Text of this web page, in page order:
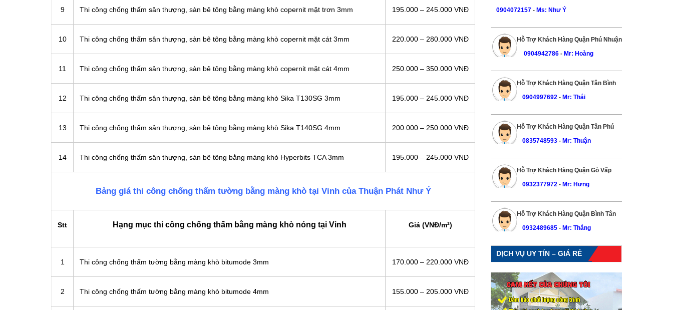
9 Thi công chống thấm sân thượng, sàn bê tông bằng màng khò copernit mặt trơn 3mm 195.000 – 245.000 VNĐ
10 Thi công chống thấm sân thượng, sàn bê tông bằng màng khò copernit mặt cát 3mm 220.000 – 280.000 VNĐ
11 Thi công chống thấm sân thượng, sàn bê tông bằng màng khò copernit mặt cát 4mm 250.000 – 350.000 VNĐ
12 Thi công chống thấm sân thượng, sàn bê tông bằng màng khò Sika T130SG 3mm 195.000 – 245.000 VNĐ
13 Thi công chống thấm sân thượng, sàn bê tông bằng màng khò Sika T140SG 4mm 200.000 – 250.000 VNĐ
14 Thi công chống thấm sân thượng, sàn bê tông bằng màng khò Hyperbits TCA 3mm 195.000 – 245.000 VNĐ
Bảng giá thi công chống thấm tường bằng màng khò tại Vinh của Thuận Phát Như Ý
Stt Hạng mục thi công chống thấm bằng màng khò nóng tại Vinh Giá (VNĐ/m²)
1 Thi công chống thấm tường bằng màng khò bitumode 3mm 170.000 – 220.000 VNĐ
2 Thi công chống thấm tường bằng màng khò bitumode 4mm 155.000 – 205.000 VNĐ
0904072157- Ms: Như Ý
Hỗ Trợ Khách Hàng Quận Phú Nhuận
0904942786 - Mr: Hoàng
Hỗ Trợ Khách Hàng Quận Tân Bình
0904997692 - Mr: Thái
Hỗ Trợ Khách Hàng Quận Tân Phú
0835748593 - Mr: Thuận
Hỗ Trợ Khách Hàng Quận Gò Vấp
0932377972 - Mr: Hưng
Hỗ Trợ Khách Hàng Quận Bình Tân
0932489685 - Mr: Thắng
DỊCH VỤ UY TÍN – GIÁ RẺ